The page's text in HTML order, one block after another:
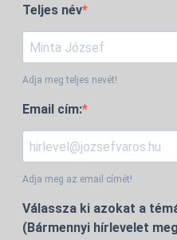
Teljes név
Adja meg teljes nevét!
Email cím:
Adja meg az email címét!
Válassza ki azokat a
(Bármennyi hírlevelet